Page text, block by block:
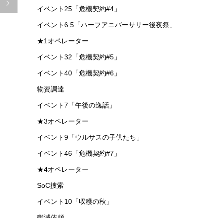

イベント25「危機契約#4」
イベント6.5「ハーフアニバーサリー後夜祭」
★1オペレーター
イベント32「危機契約#5」
イベント40「危機契約#6」
物資調達
イベント7「午後の逸話」
★3オペレーター
イベント9「ウルサスの子供たち」
イベント46「危機契約#7」
★4オペレーター
SoC捜索
イベント10「収穫の秋」